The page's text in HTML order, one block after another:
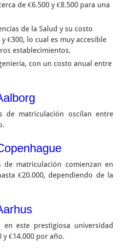
de €6.500 y €8.500 para una
de la Salud y su costo
€300, lo cual es muy accesible
establecimientos.
con un costo anual entre
de matriculación oscilan entre
de matriculación comienzan en
€20.000, dependiendo de la
este prestigiosa universidad
y €14.000 por año.